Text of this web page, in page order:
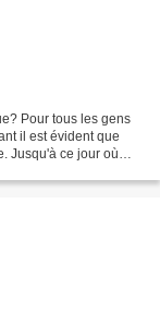
Pour tous les gens
il est évident que
Jusqu'à ce jour où